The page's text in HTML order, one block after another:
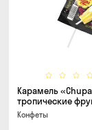
Карамель
тропические
Конфеты